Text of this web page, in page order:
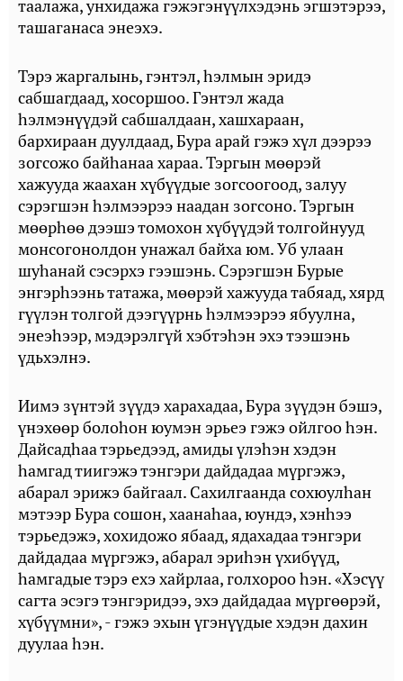
таалажа, унхидажа гэжэгэнүүлхэдэнь эгшэтэрээ,
ташаганаса энеэхэ.
Тэрэ жаргалынь, гэнтэл, һэлмын эридэ
сабшагдаад, хосоршоо. Гэнтэл жада
һэлмэнүүдэй сабшалдаан, хашхараан,
бархираан дуулдаад, Бура арай гэжэ хүл дээрээ
зогсожо байһанаа хараа. Тэргын мөөрэй
хажууда жаахан хүбүүдые зогсоогоод, залуу
сэрэгшэн һэлмээрээ наадан зогсоно. Тэргын
мөөрһөө дээшэ томохон хүбүүдэй толгойнууд
монсогонолдон унажал байха юм. Уб улаан
шуһанай сэсэрхэ гээшэнь. Сэрэгшэн Бурые
энгэрһээнь татажа, мөөрэй хажууда табяад, хярд
гүүлэн толгой дээгүүрнь һэлмээрээ ябуулна,
энеэһээр, мэдэрэлгүй хэбтэһэн эхэ тээшэнь
үдьхэлнэ.
Иимэ зүнтэй зүүдэ харахадаа, Бура зүүдэн бэшэ,
үнэхөөр болоһон юумэн эрьеэ гэжэ ойлгоо һэн.
Дайсадһаа тэрьедээд, амиды үлэһэн хэдэн
һамгад тиигэжэ тэнгэри дайдадаа мүргэжэ,
абарал эрижэ байгаал. Сахилгаанда сохюулһан
мэтээр Бура сошон, хаанаһаа, юундэ, хэнһээ
тэрьедэжэ, хохидожо ябаад, ядахадаа тэнгэри
дайдадаа мүргэжэ, абарал эриһэн үхибүүд,
һамгадые тэрэ ехэ хайрлаа, голхороо һэн. «Хэсүү
сагта эсэгэ тэнгэридээ, эхэ дайдадаа мүргөөрэй,
хүбүүмни», - гэжэ эхын үгэнүүдые хэдэн дахин
дуулаа һэн.